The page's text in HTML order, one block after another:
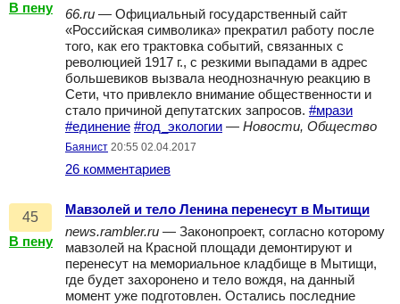
В пену
66.ru — Официальный государственный сайт
«Российская символика» прекратил работу после
того, как его трактовка событий, связанных с
революцией 1917 г., с резкими выпадами в адрес
большевиков вызвала неоднозначную реакцию в
Сети, что привлекло внимание общественности и
стало причиной депутатских запросов. #мрази
#единение #год_экологии — Новости, Общество
Баянист 20:55 02.04.2017
26 комментариев
45
В пену
Мавзолей и тело Ленина перенесут в Мытищи
news.rambler.ru — Законопроект, согласно которому
мавзолей на Красной площади демонтируют и
перенесут на мемориальное кладбище в Мытищи,
где будет захоронено и тело вождя, на данный
момент уже подготовлен. Остались последние